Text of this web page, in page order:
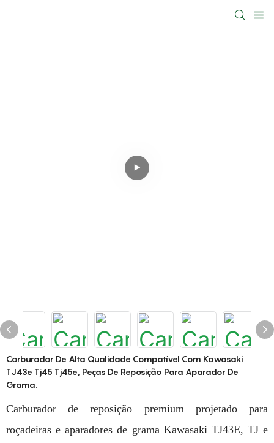
Carburador De Alta Qualidade Compatível Com Kawasaki
TJ43e Tj45 Tj45e, Peças De Reposição Para Aparador De
Grama.
Carburador de reposição premium projetado para
roçadeiras e aparadores de grama Kawasaki TJ43E, TJ e